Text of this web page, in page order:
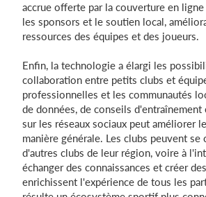
accrue offerte par la couverture en
les sponsors et le soutien local,
ressources des équipes et des joueurs.
Enfin, la technologie a élargi les
collaboration entre petits clubs et
professionnelles et les communautés
de données, de conseils d'entraînement
sur les réseaux sociaux peut améliorer
manière générale. Les clubs peuvent se
d'autres clubs de leur région, voire à
échanger des connaissances et créer
enrichissent l'expérience de tous les